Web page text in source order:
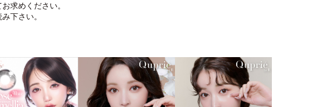
求めください。
下さい。